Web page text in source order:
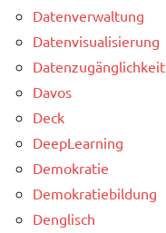
Datenverwaltung
Datenvisualisierung
Datenzugänglichkeit
Davos
Deck
DeepLearning
Demokratie
Demokratiebildung
Denglisch